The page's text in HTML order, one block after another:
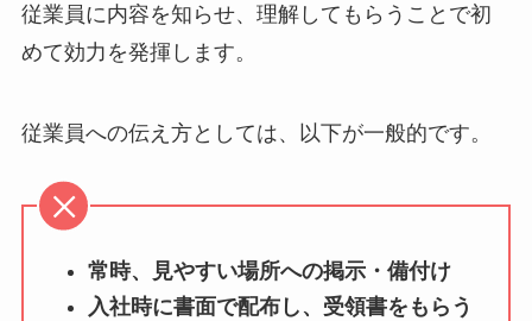
従業員に内容を知らせ、理解してもらうことで初
めて効力を発揮します。
従業員への伝え方としては、以下が一般的です。
常時、見やすい場所への掲示・備付け
入社時に書面で配布し、受領書をもらう